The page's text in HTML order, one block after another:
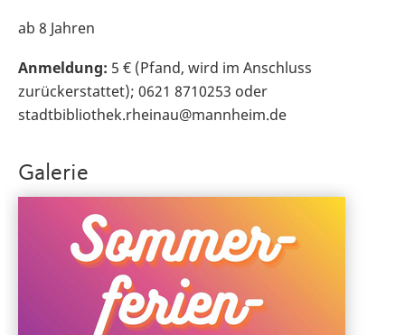
ab 8 Jahren
Anmeldung: 5 € (Pfand, wird im Anschluss
zurückerstattet); 0621 8710253 oder
stadtbibliothek.rheinau@mannheim.de
Galerie